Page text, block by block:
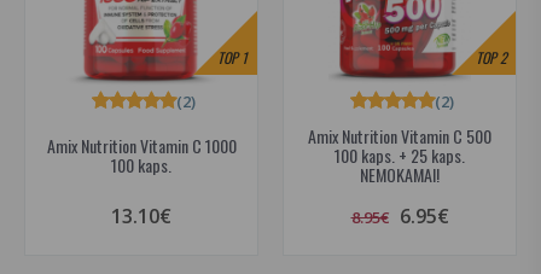
TOP1
Amix Nutrition Vitamin C 1000
100 kaps.
(2)
13.10€
TOP2
Amix Nutrition Vitamin C 500
100 kaps. + 25 kaps.
NEMOKAMAI!
(2)
8.95€ 6.95€